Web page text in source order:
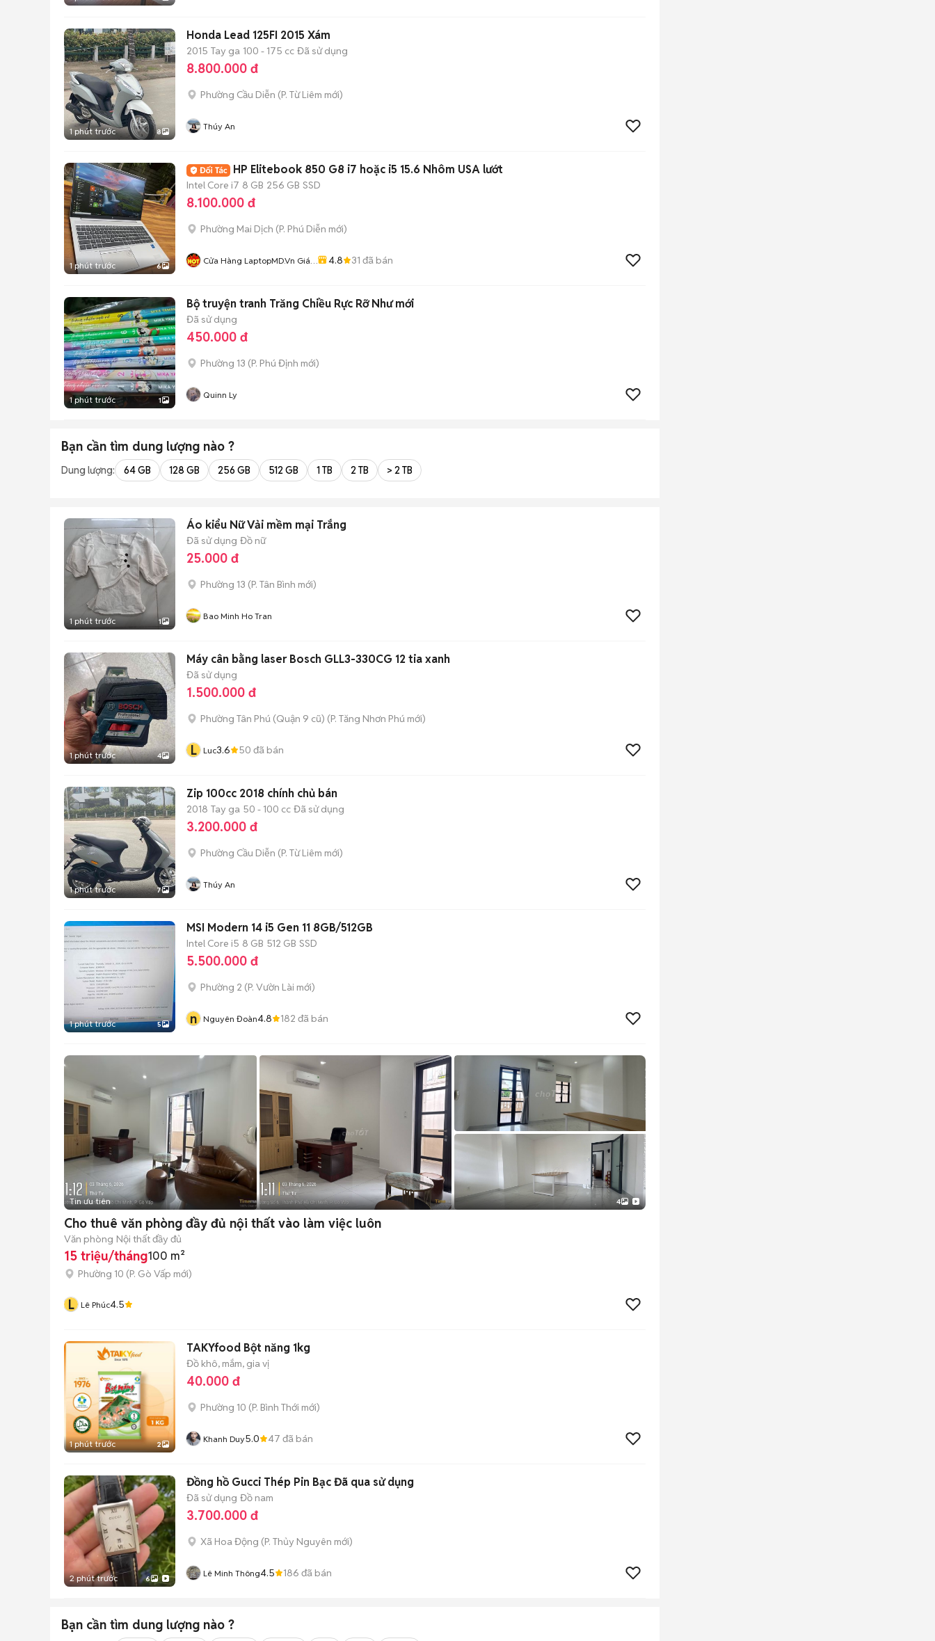
1 phút trước 8
Honda Lead 125FI 2015 Xám
2015 Tay ga 100 - 175 cc Đã sử dụng
8.800.000 đ
Phường Cầu Diễn (P. Từ Liêm mới)
Thúy An
1 phút trước 6
HP Elitebook 850 G8 i7 hoặc i5 15.6 Nhôm USA lướt
Intel Core i7 8 GB 256 GB SSD
8.100.000 đ
Phường Mai Dịch (P. Phú Diễn mới)
Cửa Hàng LaptopMD.vn Giá
4.8 31 đã bán
1 phút trước 1
Bộ truyện tranh Trăng Chiều Rực Rỡ Như mới
Đã sử dụng
450.000 đ
Phường 13 (P. Phú Định mới)
Quinn Ly
Bạn cần tìm dung lượng nào ?
Dung lượng: 64 GB 128 GB 256 GB 512 GB 1 TB 2 TB > 2 TB
1 phút trước 1
Áo kiểu Nữ Vải mềm mại Trắng
Đã sử dụng Đồ nữ
25.000 đ
Phường 13 (P. Tân Bình mới)
Bao Minh Ho Tran
1 phút trước 4
Máy cân bằng laser Bosch GLL3-330CG 12 tia xanh
Đã sử dụng
1.500.000 đ
Phường Tân Phú (Quận 9 cũ) (P. Tăng Nhơn Phú mới)
L Luc3.6 50 đã bán
1 phút trước 7
Zip 100cc 2018 chính chủ bán
2018 Tay ga 50 - 100 cc Đã sử dụng
3.200.000 đ
Phường Cầu Diễn (P. Từ Liêm mới)
Thúy An
1 phút trước 5
MSI Modern 14 i5 Gen 11 8GB/512GB
Intel Core i5 8 GB 512 GB SSD
5.500.000 đ
Phường 2 (P. Vườn Lài mới)
n Nguyên Đoàn4.8 182 đã bán
Tin ưu tiên 4
Cho thuê văn phòng đầy đủ nội thất vào làm việc luôn
Văn phòng Nội thất đầy đủ
15 triệu/tháng100 m²
Phường 10 (P. Gò Vấp mới)
L Lê Phúc4.5
1 phút trước 2
TAKYfood Bột năng 1kg
Đồ khô, mắm, gia vị
40.000 đ
Phường 10 (P. Bình Thới mới)
Khanh Duy5.0 47 đã bán
2 phút trước 6
Đồng hồ Gucci Thép Pin Bạc Đã qua sử dụng
Đã sử dụng Đồ nam
3.700.000 đ
Xã Hoa Động (P. Thủy Nguyên mới)
Lê Minh Thông4.5 186 đã bán
Bạn cần tìm dung lượng nào ?